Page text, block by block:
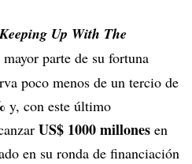
Keeping Up With The
parte de su fortuna
poco menos de un tercio de
y, con este último
US$ 1000 millones en
en su ronda de financiación